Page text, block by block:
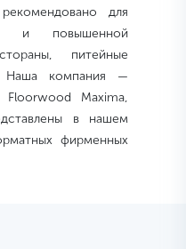
для
и повышенной
питейные
Наша компания —
Floorwood Maxima,
в нашем
фирменных